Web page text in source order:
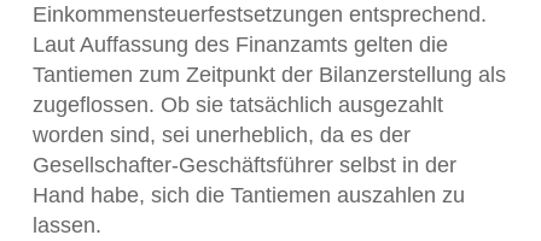
Einkommensteuerfestsetzungen entsprechend.
Laut Auffassung des Finanzamts gelten die
Tantiemen zum Zeitpunkt der Bilanzerstellung als
zugeflossen. Ob sie tatsächlich ausgezahlt
worden sind, sei unerheblich, da es der
Gesellschafter-Geschäftsführer selbst in der
Hand habe, sich die Tantiemen auszahlen zu
lassen.